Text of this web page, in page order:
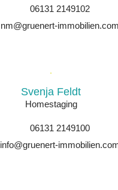
06131 2149102
nm@gruenert-immobilien.com
Svenja Feldt
Homestaging
06131 2149100
info@gruenert-